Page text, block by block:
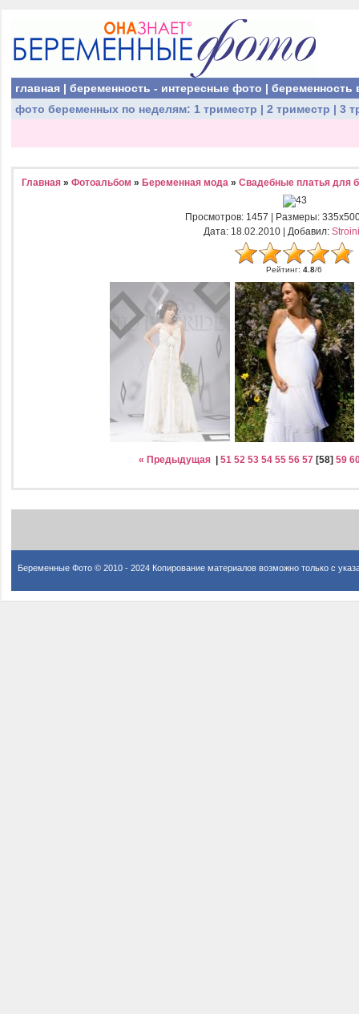
главная | беременность - интересные фото | беременность
фото беременных по неделям: 1 триместр | 2 триместр | 3
Главная » Фотоальбом » Беременная мода » Свадебные платья для
Просмотров: 1457 | Размеры:
Дата: 18.02.2010 | Добавил:
Рейтинг: 4.8/6
« Предыдущая 51 52 53 54 55 56 57 [58] 59
Беременные Фото © 2010 - 2024 Копирование материалов возможно только с